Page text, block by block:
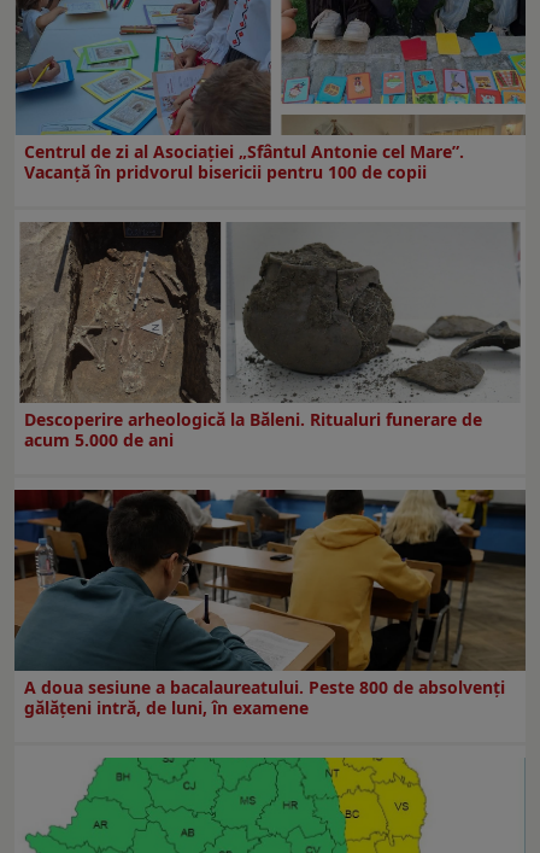
Centrul de zi al Asociației „Sfântul Antonie cel Mare”.
Vacanță în pridvorul bisericii pentru 100 de copii
Descoperire arheologică la Băleni. Ritualuri funerare de
acum 5.000 de ani
A doua sesiune a bacalaureatului. Peste 800 de absolvenţi
gălăţeni intră, de luni, în examene